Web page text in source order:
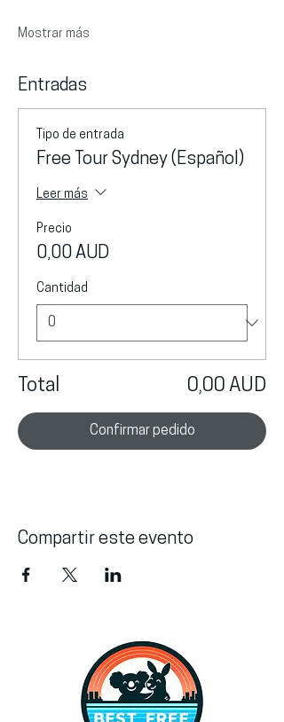
Mostrar más
Entradas
Tipo de entrada
Free Tour Sydney (Español)
Leer más
Precio
0,00 AUD
Cantidad
Total 0,00 AUD
Confirmar pedido
Compartir este evento